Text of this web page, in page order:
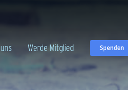
Werde Mitglied Spenden